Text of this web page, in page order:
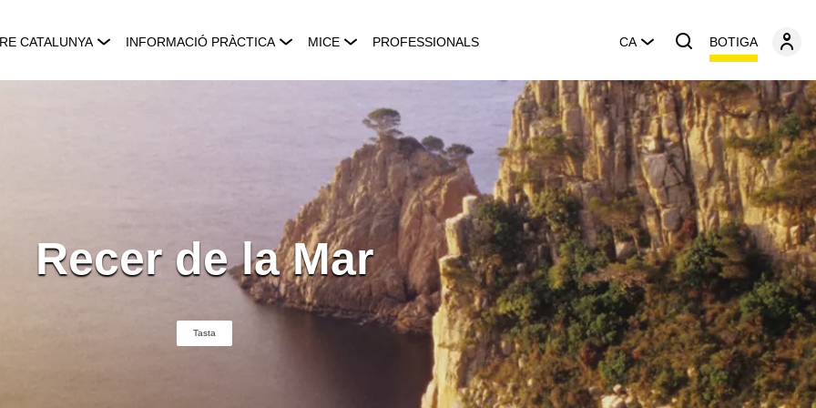
CATALUNYA INFORMACIÓ PRÀCTICA MICE PROFESSIONALS CA BOTIGA
Recer de la Mar
Tasta